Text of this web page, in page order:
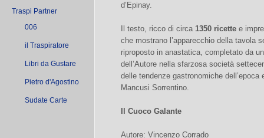
Traspi Partner
006
il Traspiratore
Libri da Gustare
Pietro d'Agostino
Sudate Carte
d’Epinay.
Il testo, ricco di circa 1350 ricette e
che mostrano l’apparecchio della tavola
riproposto in anastatica, completato da
dell’Autore nella sfarzosa società
delle tendenze gastronomiche
Mancusi Sorrentino.
Il Cuoco Galante
Autore: Vincenzo Corrado